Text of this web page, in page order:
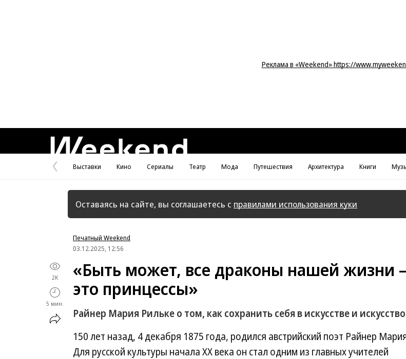
Реклама в «Weekend» https://
Предыдущая
страница
Выставки Кино Сериалы Театр Мода Путешествия Архитектура Книги
Оставаясь на сайте, вы соглашаетесь с правилами использования куки
Печатный Weekend
03.12.2025, 12:56
2K
5 мин.
«Быть может, все драконы нашей жизни
это принцессы»
Райнер Мария Рильке о том, как сохранить себя в искусстве и
150 лет назад, 4 декабря 1875 года, родился австрийский поэт Райнер
Для русской культуры начала XX века он стал одним из главных учителей